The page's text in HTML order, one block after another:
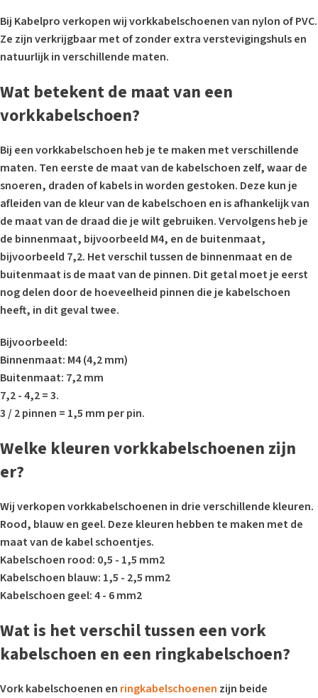
Bij Kabelpro verkopen wij vorkkabelschoenen van nylon of PVC.
Ze zijn verkrijgbaar met of zonder extra verstevigingshuls en
natuurlijk in verschillende maten.
Wat betekent de maat van een
vorkkabelschoen?
Bij een vorkkabelschoen heb je te maken met verschillende
maten. Ten eerste de maat van de kabelschoen zelf, waar de
snoeren, draden of kabels in worden gestoken. Deze kun je
afleiden van de kleur van de kabelschoen en is afhankelijk van
de maat van de draad die je wilt gebruiken. Vervolgens heb je
de binnenmaat, bijvoorbeeld M4, en de buitenmaat,
bijvoorbeeld 7,2. Het verschil tussen de binnenmaat en de
buitenmaat is de maat van de pinnen. Dit getal moet je eerst
nog delen door de hoeveelheid pinnen die je kabelschoen
heeft, in dit geval twee.
Bijvoorbeeld:
Binnenmaat: M4 (4,2 mm)
Buitenmaat: 7,2 mm
7,2 - 4,2 = 3.
3 / 2 pinnen = 1,5 mm per pin.
Welke kleuren vorkkabelschoenen zijn
er?
Wij verkopen vorkkabelschoenen in drie verschillende kleuren.
Rood, blauw en geel. Deze kleuren hebben te maken met de
maat van de kabel schoentjes.
Kabelschoen rood: 0,5 - 1,5 mm2
Kabelschoen blauw: 1,5 - 2,5 mm2
Kabelschoen geel: 4 - 6 mm2
Wat is het verschil tussen een vork
kabelschoen en een ringkabelschoen?
Vork kabelschoenen en ringkabelschoenen zijn beide